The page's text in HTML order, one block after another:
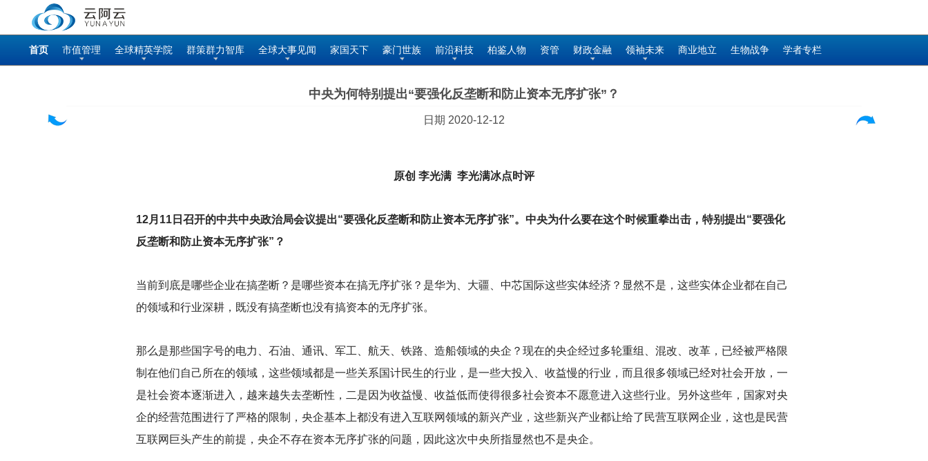
首页 市值管理 全球精英学院 群策群力智库 全球大事见闻 家国天下 豪门世族 前沿科技 柏鉴人物 资管 财政金融 领袖未来 商业地立 生物战争 学者专栏
中央为何特别提出“要强化反垄断和防止资本无序扩张”？
日期 2020-12-12
原创 李光满 李光满冰点时评
12月11日召开的中共中央政治局会议提出“要强化反垄断和防止资本无序扩张”。中央为什么要在这个时候重拳出击，特别提出“要强化
反垄断和防止资本无序扩张”？
当前到底是哪些企业在搞垄断？是哪些资本在搞无序扩张？是华为、大疆、中芯国际这些实体经济？显然不是，这些实体企业都在自己
的领域和行业深耕，既没有搞垄断也没有搞资本的无序扩张。
那么是那些国字号的电力、石油、通讯、军工、航天、铁路、造船领域的央企？现在的央企经过多轮重组、混改、改革，已经被严格限
制在他们自己所在的领域，这些领域都是一些关系国计民生的行业，是一些大投入、收益慢的行业，而且很多领域已经对社会开放，一
是社会资本逐渐进入，越来越失去垄断性，二是因为收益慢、收益低而使得很多社会资本不愿意进入这些行业。另外这些年，国家对央
企的经营范围进行了严格的限制，央企基本上都没有进入互联网领域的新兴产业，这些新兴产业都让给了民营互联网企业，这也是民营
互联网巨头产生的前提，央企不存在资本无序扩张的问题，因此这次中央所指显然也不是央企。